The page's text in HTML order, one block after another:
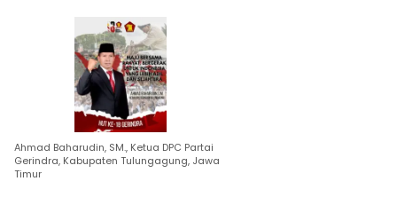
Ahmad Baharudin, SM., Ketua DPC Partai
Gerindra, Kabupaten Tulungagung, Jawa
Timur